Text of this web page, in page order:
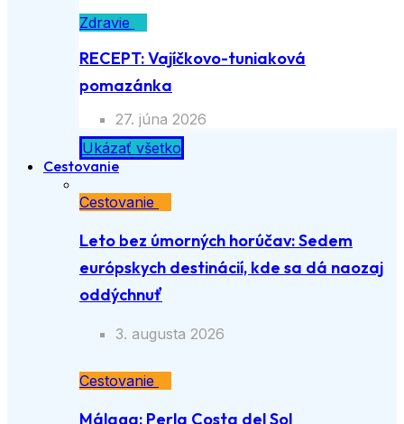
Zdravie
RECEPT: Vajíčkovo-tuniaková
pomazánka
27. júna 2026
Ukázať všetko
Cestovanie
Cestovanie
Leto bez úmorných horúčav: Sedem
európskych destinácií, kde sa dá naozaj
oddýchnuť
3. augusta 2026
Cestovanie
Málaga: Perla Costa del Sol